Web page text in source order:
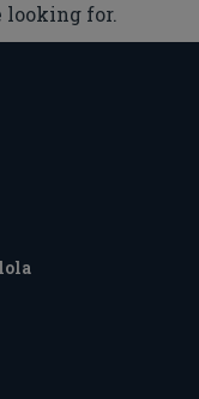
looking for.